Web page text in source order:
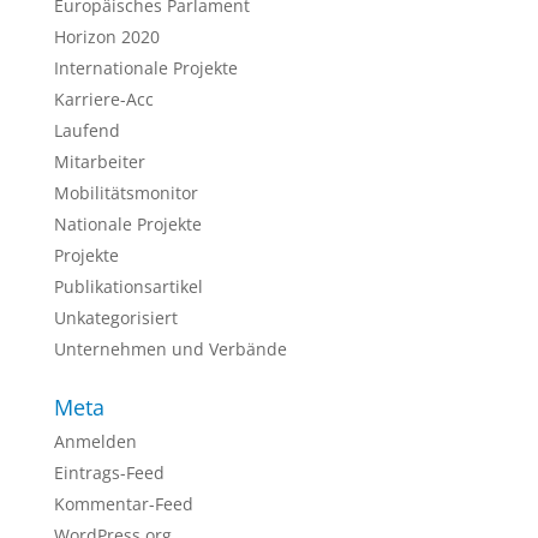
Europäisches Parlament
Horizon 2020
Internationale Projekte
Karriere-Acc
Laufend
Mitarbeiter
Mobilitätsmonitor
Nationale Projekte
Projekte
Publikationsartikel
Unkategorisiert
Unternehmen und Verbände
Meta
Anmelden
Eintrags-Feed
Kommentar-Feed